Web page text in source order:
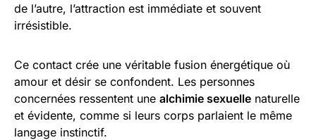
de l’autre, l’attraction est immédiate et souvent
irrésistible.
Ce contact crée une véritable fusion énergétique où
amour et désir se confondent. Les personnes
concernées ressentent une alchimie sexuelle naturelle
et évidente, comme si leurs corps parlaient le même
langage instinctif.